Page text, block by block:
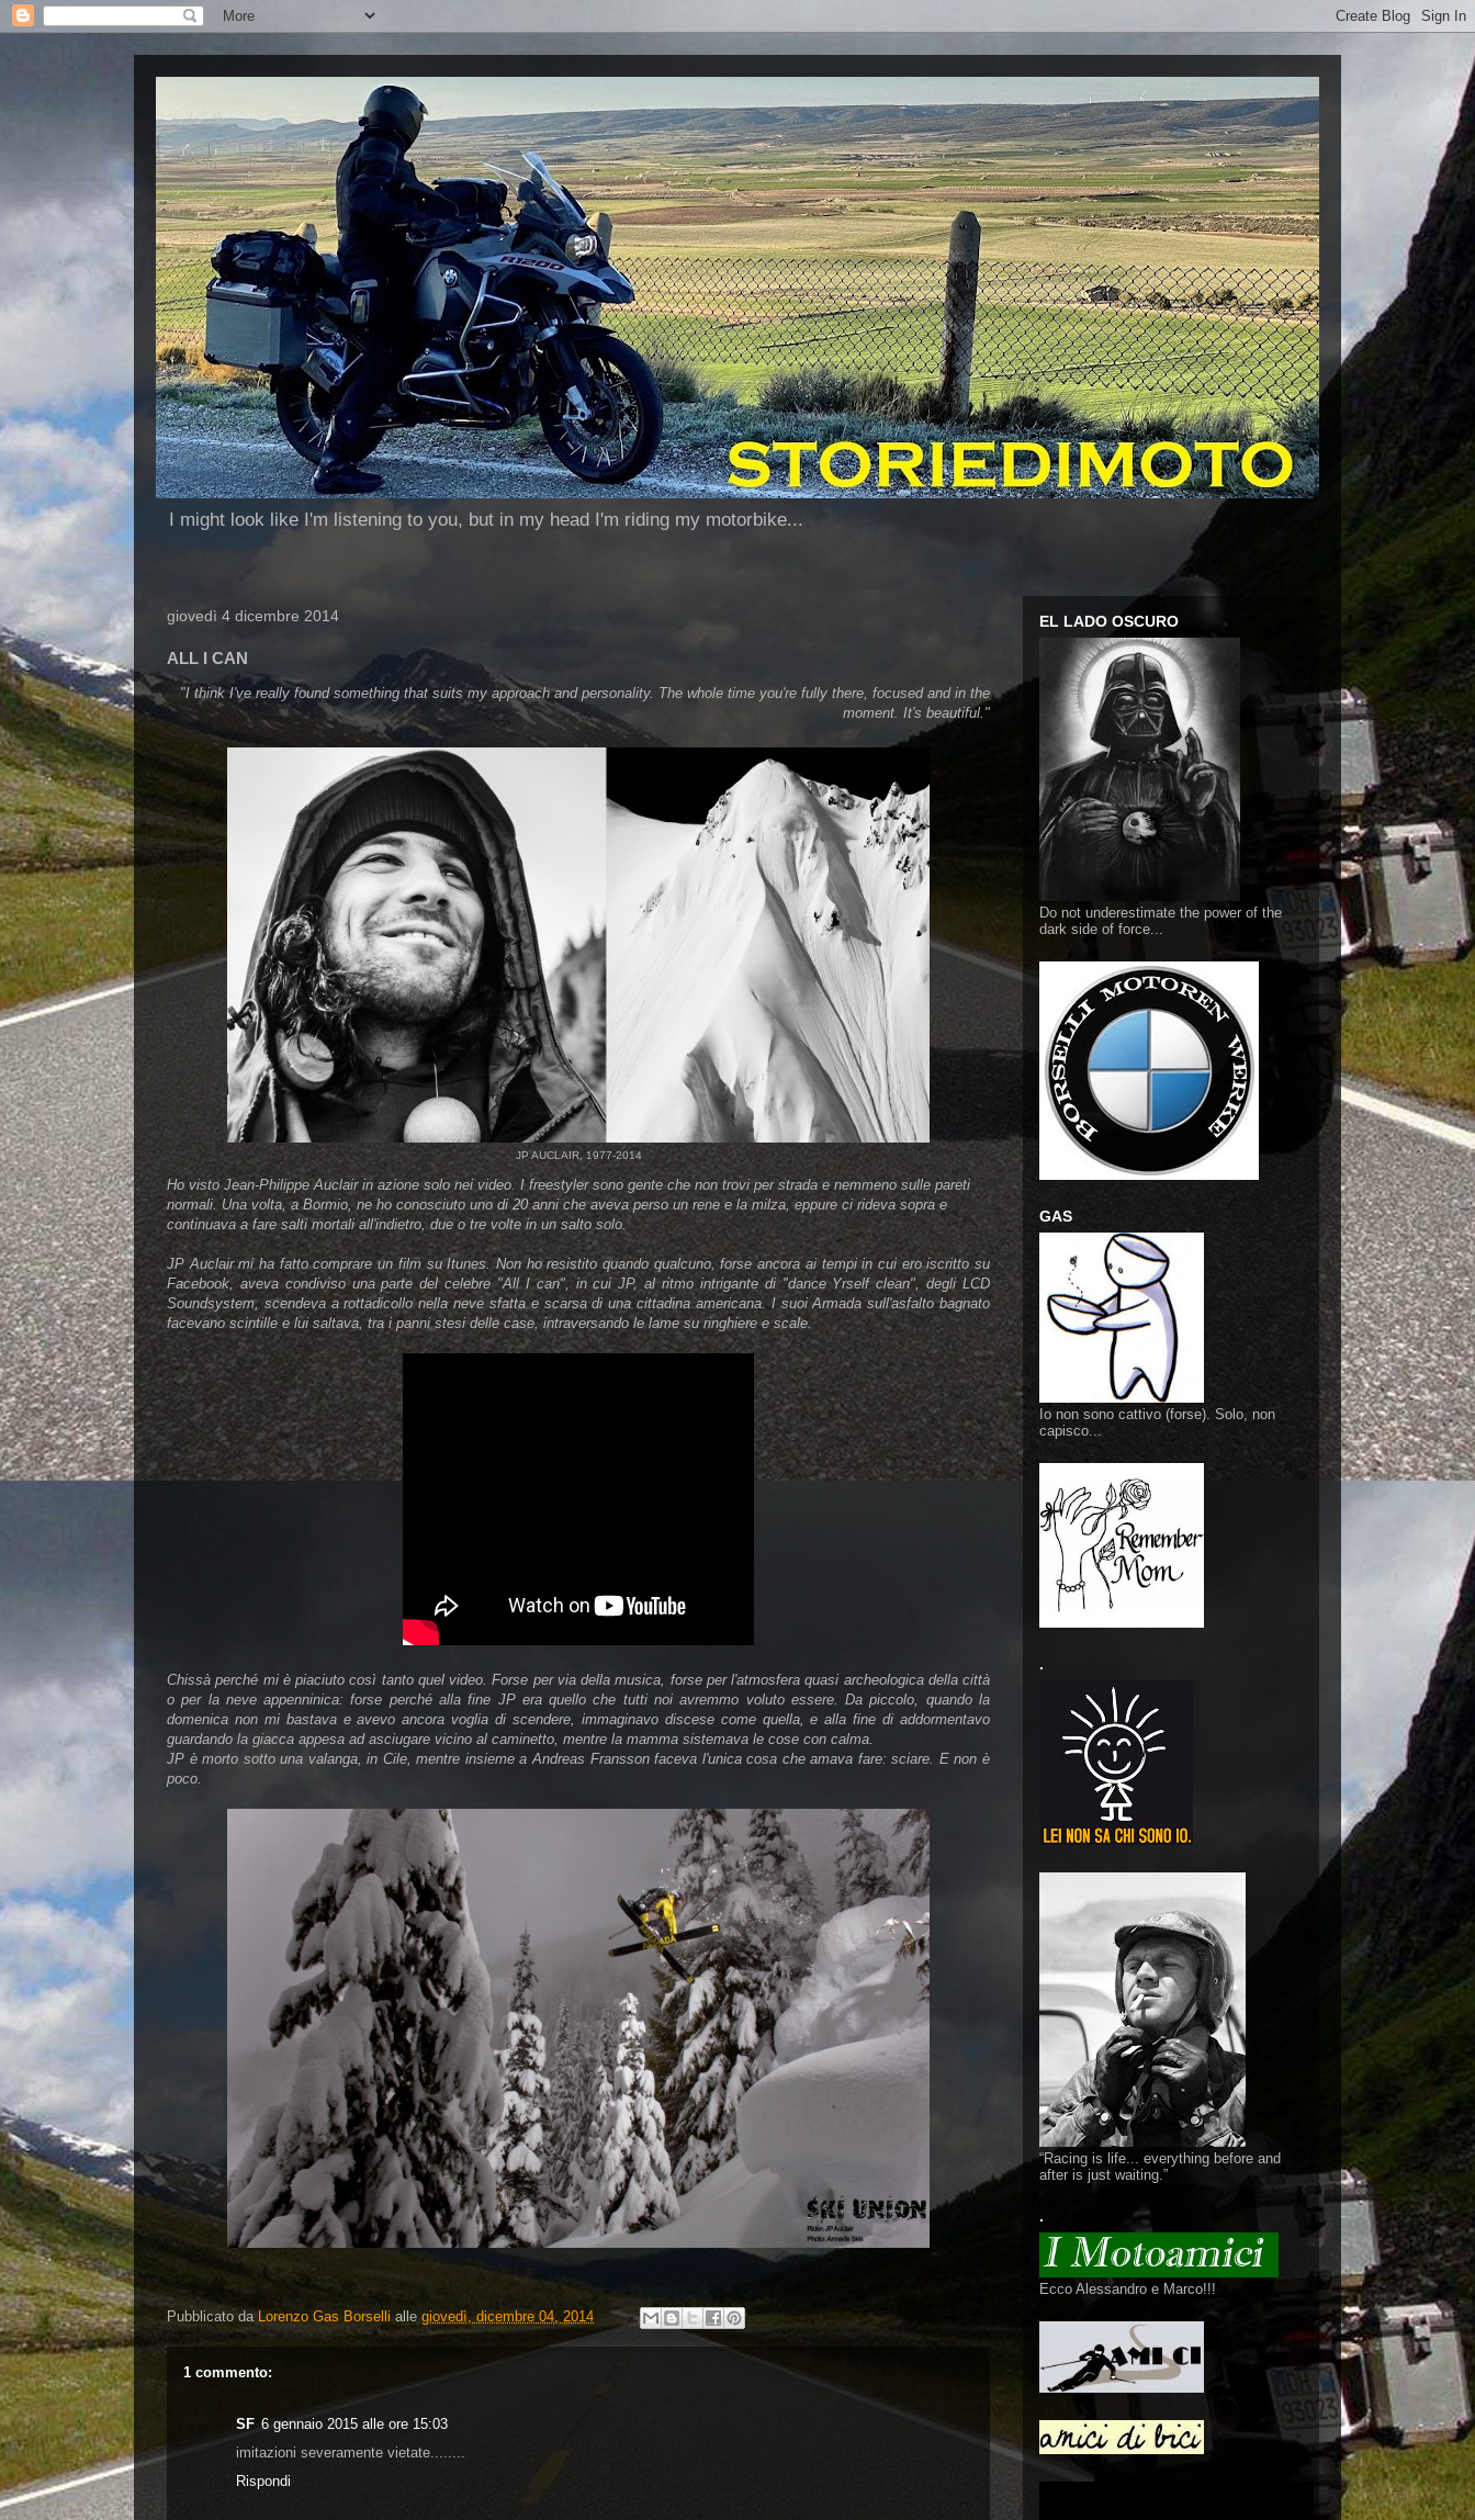
I might look like I'm listening to you, but in my head I'm riding my motorbike...
giovedì 4 dicembre 2014
ALL I CAN
"I think I've really found something that suits my approach and personality. The whole time you're fully there, focused and in the
moment. It's beautiful."
JP AUCLAIR, 1977-2014
Ho visto Jean-Philippe Auclair in azione solo nei video. I freestyler sono gente che non trovi per strada e nemmeno sulle pareti
normali. Una volta, a Bormio, ne ho conosciuto uno di 20 anni che aveva perso un rene e la milza, eppure ci rideva sopra e
continuava a fare salti mortali all'indietro, due o tre volte in un salto solo.
JP Auclair mi ha fatto comprare un film su Itunes. Non ho resistito quando qualcuno, forse ancora ai tempi in cui ero iscritto su
Facebook, aveva condiviso una parte del celebre "All I can", in cui JP, al ritmo intrigante di "dance Yrself clean", degli LCD
Soundsystem, scendeva a rottadicollo nella neve sfatta e scarsa di una cittadina americana. I suoi Armada sull'asfalto bagnato
facevano scintille e lui saltava, tra i panni stesi delle case, intraversando le lame su ringhiere e scale.
Chissà perché mi è piaciuto così tanto quel video. Forse per via della musica, forse per l'atmosfera quasi archeologica della città
o per la neve appenninica: forse perché alla fine JP era quello che tutti noi avremmo voluto essere. Da piccolo, quando la
domenica non mi bastava e avevo ancora voglia di scendere, immaginavo discese come quella, e alla fine di addormentavo
guardando la giacca appesa ad asciugare vicino al caminetto, mentre la mamma sistemava le cose con calma.
JP è morto sotto una valanga, in Cile, mentre insieme a Andreas Fransson faceva l'unica cosa che amava fare: sciare. E non è
poco.
Pubblicato da Lorenzo Gas Borselli alle giovedì, dicembre 04, 2014
1 commento:
SF 6 gennaio 2015 alle ore 15:03
imitazioni severamente vietate........
Rispondi
EL LADO OSCURO
Do not underestimate the power of the
dark side of force...
GAS
Io non sono cattivo (forse). Solo, non
capisco...
.
“Racing is life... everything before and
after is just waiting.”
.
Ecco Alessandro e Marco!!!